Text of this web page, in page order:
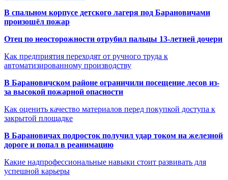
В спальном корпусе детского лагеря под Барановичами
произошёл пожар
Отец по неосторожности отрубил пальцы 13-летней дочери
Как предприятия переходят от ручного труда к
автоматизированному производству
В Барановичском районе ограничили посещение лесов из-
за высокой пожарной опасности
Как оценить качество материалов перед покупкой доступа к
закрытой площадке
В Барановичах подросток получил удар током на железной
дороге и попал в реанимацию
Какие надпрофессиональные навыки стоит развивать для
успешной карьеры